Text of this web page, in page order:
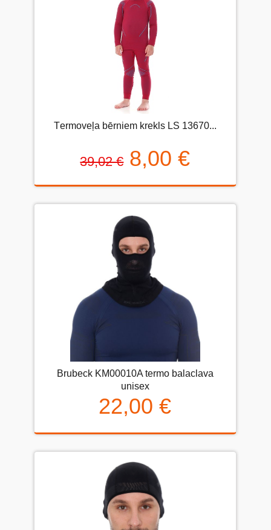
Тermoveļa bērniem krekls LS 13670...
39,02 € 8,00 €
Brubeck KM00010A termo balaclava
unisex
22,00 €